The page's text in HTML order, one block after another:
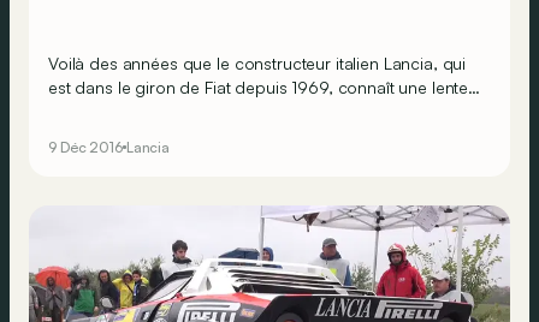
Voilà des années que le constructeur italien Lancia, qui
est dans le giron de Fiat depuis 1969, connaît une lente
marchés, faute de ventes suffisantes.
9 Déc 2016 Lancia